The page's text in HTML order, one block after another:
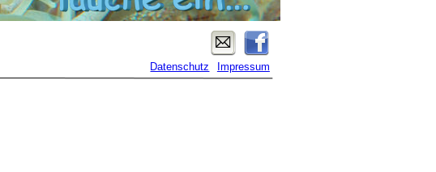
Impressum
Datenschutz